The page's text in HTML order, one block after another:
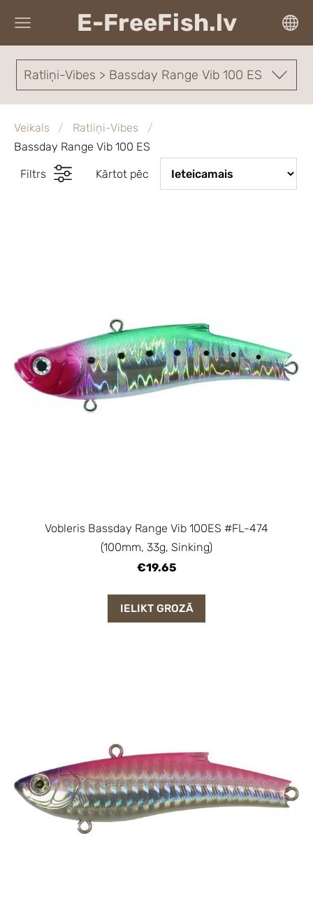
E-FreeFish.lv
Ratliņi-Vibes > Bassday Range Vib 100 ES
Veikals
Ratliņi-Vibes
Bassday Range Vib 100 ES
Filtrs Kārtot pēc
Vobleris Bassday Range Vib 100ES #FL-474
(100mm, 33g, Sinking)
€19.65
IELIKT GROZĀ